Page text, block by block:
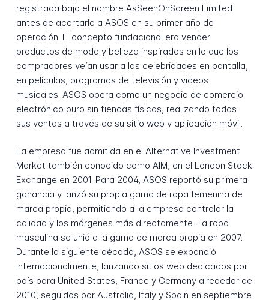
registrada bajo el nombre AsSeenOnScreen Limited
antes de acortarlo a ASOS en su primer año de
operación. El concepto fundacional era vender
productos de moda y belleza inspirados en lo que los
compradores veían usar a las celebridades en pantalla,
en películas, programas de televisión y videos
musicales. ASOS opera como un negocio de comercio
electrónico puro sin tiendas físicas, realizando todas
sus ventas a través de su sitio web y aplicación móvil.
La empresa fue admitida en el Alternative Investment
Market también conocido como AIM, en el London Stock
Exchange en 2001. Para 2004, ASOS reportó su primera
ganancia y lanzó su propia gama de ropa femenina de
marca propia, permitiendo a la empresa controlar la
calidad y los márgenes más directamente. La ropa
masculina se unió a la gama de marca propia en 2007.
Durante la siguiente década, ASOS se expandió
internacionalmente, lanzando sitios web dedicados por
país para United States, France y Germany alrededor de
2010, seguidos por Australia, Italy y Spain en septiembre